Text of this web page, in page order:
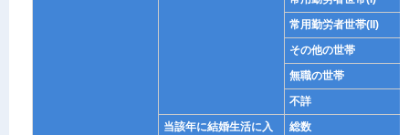
常用勤労者世帯(II)
その他の世帯
無職の世帯
不詳
当該年に結婚生活に入
総数